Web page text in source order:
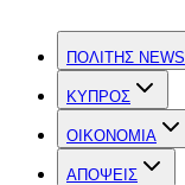
ΠΟΛΙΤΗΣ NEWS
ΚΥΠΡΟΣ
OIKONOMIA
ΑΠΟΨΕΙΣ